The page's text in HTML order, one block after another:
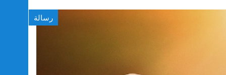
رسالة